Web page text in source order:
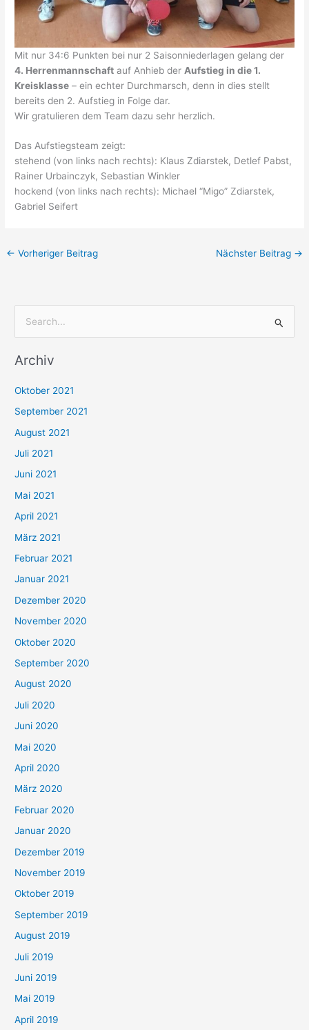
Mit nur 34:6 Punkten bei nur 2 Saisonniederlagen gelang der
4. Herrenmannschaft auf Anhieb der Aufstieg in die 1.
Kreisklasse – ein echter Durchmarsch, denn in dies stellt
bereits den 2. Aufstieg in Folge dar.
Wir gratulieren dem Team dazu sehr herzlich.
Das Aufstiegsteam zeigt:
stehend (von links nach rechts): Klaus Zdiarstek, Detlef Pabst,
Rainer Urbainczyk, Sebastian Winkler
hockend (von links nach rechts): Michael “Migo” Zdiarstek,
Gabriel Seifert
← Vorheriger Beitrag Nächster Beitrag →
c
n
n
a
c
h
:
Archiv
Oktober 2021
September 2021
August 2021
Juli 2021
Juni 2021
Mai 2021
April 2021
März 2021
Februar 2021
Januar 2021
Dezember 2020
November 2020
Oktober 2020
September 2020
August 2020
Juli 2020
Juni 2020
Mai 2020
April 2020
März 2020
Februar 2020
Januar 2020
Dezember 2019
November 2019
Oktober 2019
September 2019
August 2019
Juli 2019
Juni 2019
Mai 2019
April 2019